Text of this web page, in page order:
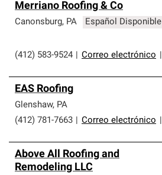
Merriano Roofing & Co
Canonsburg, PA Español Disponible
(412) 583-9524 Correo electrónico
EAS Roofing
Glenshaw, PA
(412) 781-7663
Correo electrónico
Above All Roofing and
Remodeling LLC